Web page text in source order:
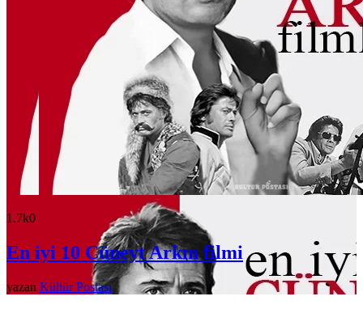
1.7k0
En iyi 10 Cüneyt Arkın filmi
yazan Kültür Postası